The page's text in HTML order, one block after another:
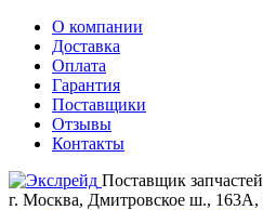
О компании
Доставка
Оплата
Гарантия
Поставщики
Отзывы
Контакты
Поставщик
г. Москва, Дмитровское ш., 163А,